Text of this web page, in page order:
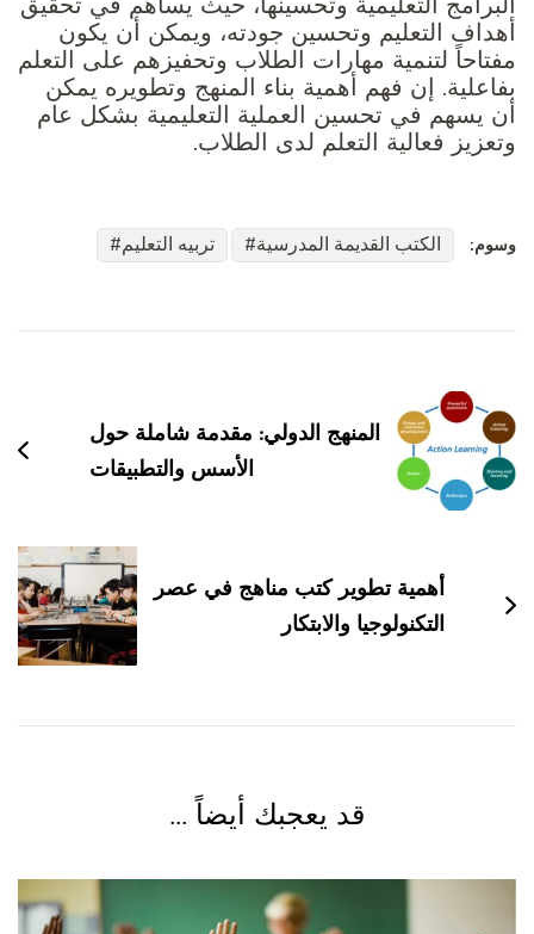
أهداف التعليم وتحسين جودته، ويمكن أن يكون
مفتاحاً لتنمية مهارات الطلاب وتحفيزهم على التعلم
بفاعلية. إن فهم أهمية بناء المنهج وتطويره يمكن
أن يسهم في تحسين العملية التعليمية بشكل عام
وتعزيز فعالية التعلم لدى الطلاب.
وسوم: الكتب القديمة المدرسية تربيه التعليم
التدوينات
المنهج الدولي: مقدمة شاملة حول
الأسس والتطبيقات
أهمية تطوير كتب مناهج في عصر
التكنولوجيا والابتكار
قد يعجبك أيضاً ...